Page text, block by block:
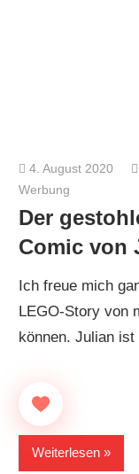
4. August 2020
Werbung
Der
Comic von
Ich freue mich
LEGO-Story von
können. Julian ist
Weiterlesen